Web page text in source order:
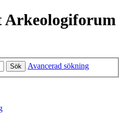
Arkeologiforum
Sök Avancerad sökning